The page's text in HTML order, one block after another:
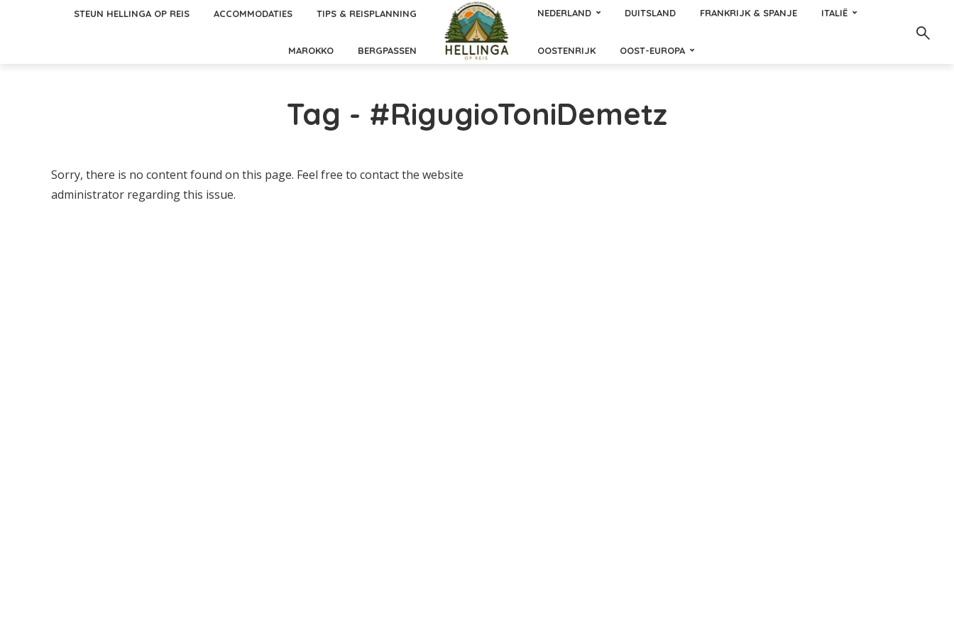
STEUN HELLINGA OP REIS ACCOMMODATIES TIPS & REISPLANNING
MAROKKO BERGPASSEN
NEDERLAND DUITSLAND FRANKRIJK & SPANJE ITALIË
OOSTENRIJK OOST-EUROPA
Tag - #RigugioToniDemetz
Sorry, there is no content found on this page. Feel free to contact the website
administrator regarding this issue.